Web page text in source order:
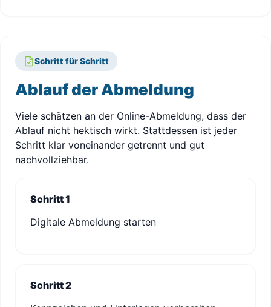
Schritt für Schritt
Ablauf der Abmeldung
Viele schätzen an der Online-Abmeldung, dass der
Ablauf nicht hektisch wirkt. Stattdessen ist jeder
Schritt klar voneinander getrennt und gut
nachvollziehbar.
Schritt 1
Digitale Abmeldung starten
Schritt 2